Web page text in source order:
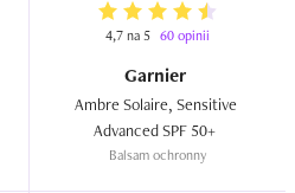
4,7 na 5 60 opinii
Garnier
Ambre Solaire, Sensitive
Balsam ochronny